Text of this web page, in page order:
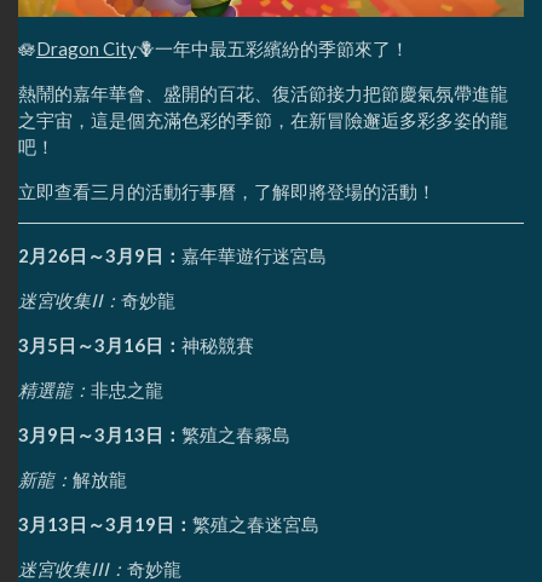
🪷Dragon City🪻一年中最五彩繽紛的季節來了！
熱鬧的嘉年華會、盛開的百花、復活節接力把節慶氣氛帶進龍
之宇宙，這是個充滿色彩的季節，在新冒險邂逅多彩多姿的龍
吧！
立即查看三月的活動行事曆，了解即將登場的活動！
2月26日～3月9日： 嘉年華遊行迷宮島
迷宮收集II： 奇妙龍
3月5日～3月16日： 神秘競賽
精選龍： 非忠之龍
3月9日～3月13日： 繁殖之春霧島
新龍： 解放龍
3月13日～3月19日： 繁殖之春迷宮島
迷宮收集III： 奇妙龍